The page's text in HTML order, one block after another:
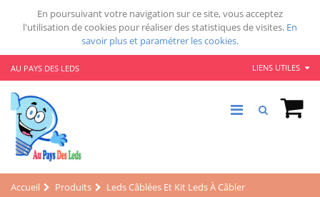
En poursuivant votre navigation sur ce site, vous acceptez
l'utilisation de cookies pour réaliser des statistiques de visites. En
savoir plus et paramétrer les cookies.
AU PAYS DES LEDS LIENS UTILES
Accueil Produits
Leds Câblées Et Kit Leds À Câbler